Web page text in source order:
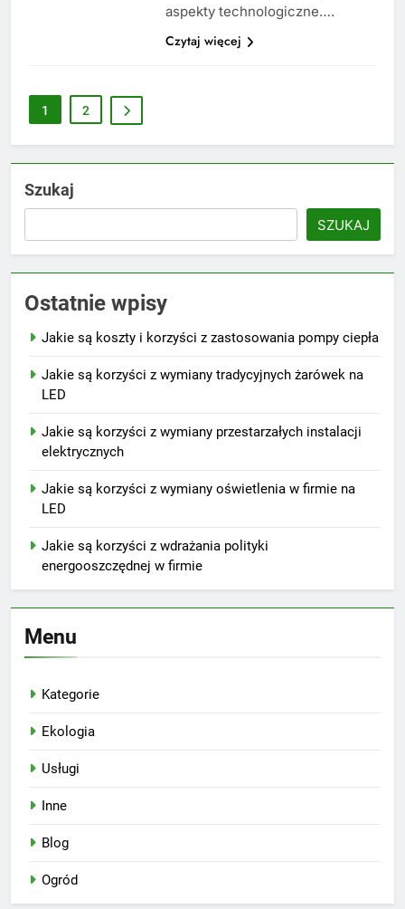
aspekty technologiczne….
Czytaj więcej
1 2
Szukaj
SZUKAJ
Ostatnie wpisy
Jakie są koszty i korzyści z zastosowania pompy ciepła
Jakie są korzyści z wymiany tradycyjnych żarówek na
LED
Jakie są korzyści z wymiany przestarzałych instalacji
elektrycznych
Jakie są korzyści z wymiany oświetlenia w firmie na
LED
Jakie są korzyści z wdrażania polityki
energooszczędnej w firmie
Menu
Kategorie
Ekologia
Usługi
Inne
Blog
Ogród